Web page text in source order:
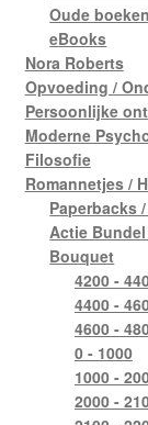
Oude
eBooks
Nora Roberts
Opvoeding /
Persoonlijke
Moderne
Filosofie
Romannetjes /
Paperbacks
Actie
Bouquet
4200 -
4400 -
4600 -
0 - 1000
1000 -
2000 -